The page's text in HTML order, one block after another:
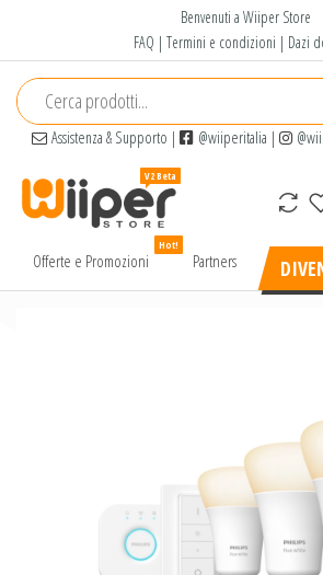
contenuto
Benvenuti a Wiiper Store
FAQ | Termini e condizioni | Dazi
Assistenza & Supporto | @wiiperitalia |
alta
Offerte e Promozioni
Hot!
Partners